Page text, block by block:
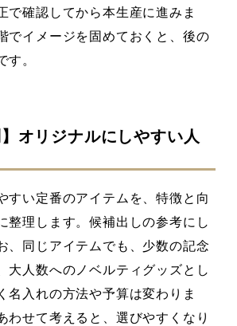
で確認してから本生産に進みま
でイメージを固めておくと、後の
す。
】オリジナルにしやすい人
すい定番のアイテムを、特徴と向
整理します。候補出しの参考にし
、同じアイテムでも、少数の記念
大人数へのノベルティグッズとし
名入れの方法や予算は変わりま
わせて考えると、選びやすくなり